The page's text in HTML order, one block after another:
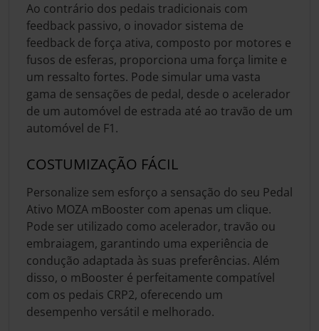
Ao contrário dos pedais tradicionais com
feedback passivo, o inovador sistema de
feedback de força ativa, composto por motores e
fusos de esferas, proporciona uma força limite e
um ressalto fortes. Pode simular uma vasta
gama de sensações de pedal, desde o acelerador
de um automóvel de estrada até ao travão de um
automóvel de F1.
COSTUMIZAÇÃO FÁCIL
Personalize sem esforço a sensação do seu Pedal
Ativo MOZA mBooster com apenas um clique.
Pode ser utilizado como acelerador, travão ou
embraiagem, garantindo uma experiência de
condução adaptada às suas preferências. Além
disso, o mBooster é perfeitamente compatível
com os pedais CRP2, oferecendo um
desempenho versátil e melhorado.